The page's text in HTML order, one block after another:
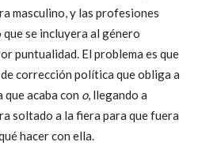
masculino, y las profesiones
se incluyera al género
puntualidad. El problema es que
corrección política que obliga a
que acaba con o, llegando a
soltado a la fiera para que fuera
hacer con ella.